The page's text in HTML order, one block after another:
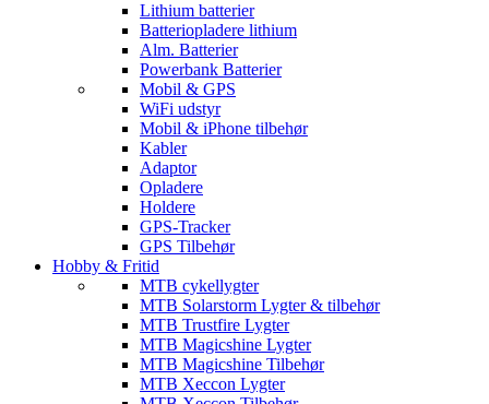
Lithium batterier
Batteriopladere lithium
Alm. Batterier
Powerbank Batterier
Mobil & GPS
WiFi udstyr
Mobil & iPhone tilbehør
Kabler
Adaptor
Opladere
Holdere
GPS-Tracker
GPS Tilbehør
Hobby & Fritid
MTB cykellygter
MTB Solarstorm Lygter & tilbehør
MTB Trustfire Lygter
MTB Magicshine Lygter
MTB Magicshine Tilbehør
MTB Xeccon Lygter